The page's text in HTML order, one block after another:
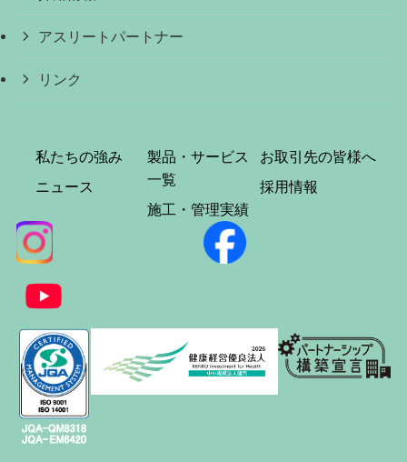
アスリートパートナー
リンク
私たちの強み
ニュース
製品・サービス
一覧
施工・管理実績
お取引先の皆様へ
採用情報